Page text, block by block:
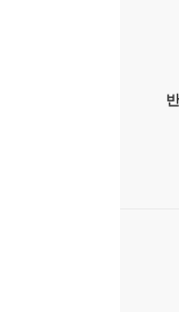
끼친
초점
누르
평가
11장
욕망
않을
아니
있기